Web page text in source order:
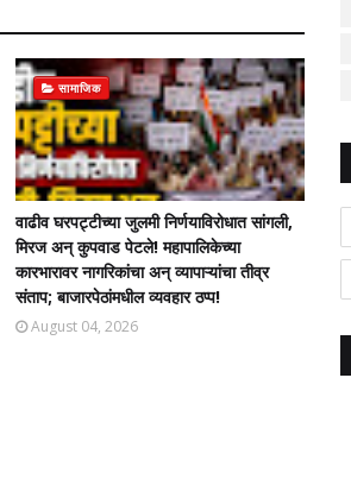
सामाजिक
वाढीव घरपट्टीच्या जुलमी निर्णयाविरोधात सांगली,
मिरज अन् कुपवाड पेटले! महापालिकेच्या
कारभारावर नागरिकांचा अन् व्यापाऱ्यांचा तीव्र
संताप; बाजारपेठांमधील व्यवहार ठप्प!​
August 04, 2026